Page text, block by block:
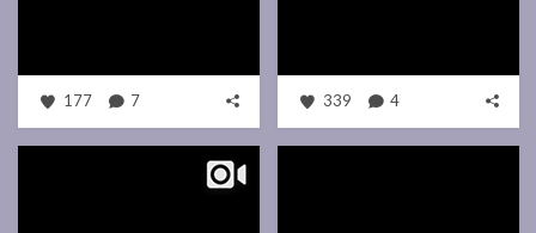
177 7 339 4